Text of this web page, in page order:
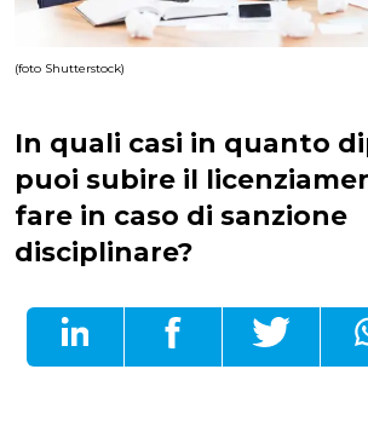
(foto Shutterstock)
In quali casi in quanto
puoi subire il
fare in caso di sanzione
disciplinare?